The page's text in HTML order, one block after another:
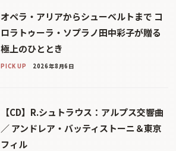
オペラ・アリアからシューベルトまで コ
ロラトゥーラ・ソプラノ田中彩子が贈る
極上のひととき
PICK UP 2026年8月6日
【CD】R.シュトラウス：アルプス交響曲
／ アンドレア・バッティストーニ＆東京
フィル